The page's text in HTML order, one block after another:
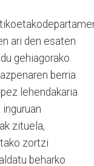
ari den esaten
gehiagorako
berria
lehendakaria
zituela,
zortzi
beharko